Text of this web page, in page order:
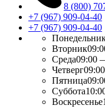
8 (800)
+7 (967) 909-04-40
+7 (967) 909-04-40
Вторник
Среда09:00
Четверг
Пятница
Суббота
Воскресенье